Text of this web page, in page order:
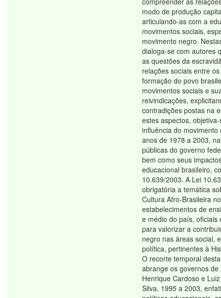
modo de produção
articulando-as com a
movimentos sociais,
movimento negro.
dialoga-se com autores
as questões da
relações sociais entre
formação do povo
movimentos sociais e
reivindicações,
contradições postas na
estes aspectos,
influência do
anos de 1978 a 2003,
públicas do governo
bem como seus
educacional brasileiro,
10.639/2003. A Lei
obrigatória a temática
Cultura Afro-Brasileira
estabelecimentos de
e médio do país, oficiais
para valorizar a
negro nas áreas social,
política, pertinentes à
O recorte temporal
abrange os governos de
Henrique Cardoso e
Silva, 1995 a 2003,